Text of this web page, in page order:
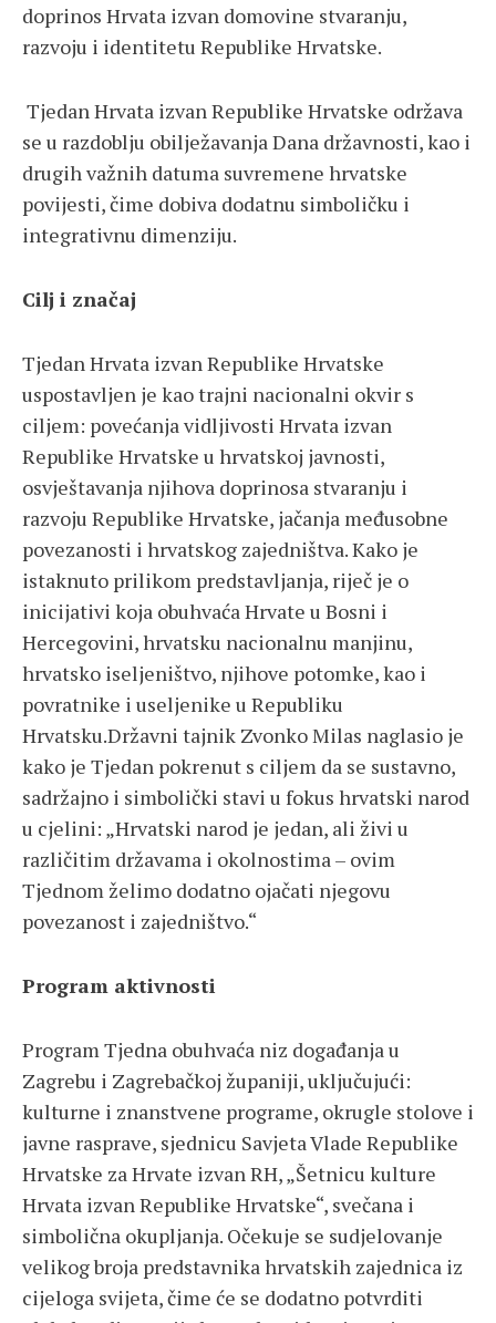
doprinos Hrvata izvan domovine stvaranju,
razvoju i identitetu Republike Hrvatske.
Tjedan Hrvata izvan Republike Hrvatske održava
se u razdoblju obilježavanja Dana državnosti, kao i
drugih važnih datuma suvremene hrvatske
povijesti, čime dobiva dodatnu simboličku i
integrativnu dimenziju.
Cilj i značaj
Tjedan Hrvata izvan Republike Hrvatske
uspostavljen je kao trajni nacionalni okvir s
ciljem: povećanja vidljivosti Hrvata izvan
Republike Hrvatske u hrvatskoj javnosti,
osvještavanja njihova doprinosa stvaranju i
razvoju Republike Hrvatske, jačanja međusobne
povezanosti i hrvatskog zajedništva. Kako je
istaknuto prilikom predstavljanja, riječ je o
inicijativi koja obuhvaća Hrvate u Bosni i
Hercegovini, hrvatsku nacionalnu manjinu,
hrvatsko iseljeništvo, njihove potomke, kao i
povratnike i useljenike u Republiku
Hrvatsku.Državni tajnik Zvonko Milas naglasio je
kako je Tjedan pokrenut s ciljem da se sustavno,
sadržajno i simbolički stavi u fokus hrvatski narod
u cjelini: „Hrvatski narod je jedan, ali živi u
različitim državama i okolnostima – ovim
Tjednom želimo dodatno ojačati njegovu
povezanost i zajedništvo.“
Program aktivnosti
Program Tjedna obuhvaća niz događanja u
Zagrebu i Zagrebačkoj županiji, uključujući:
kulturne i znanstvene programe, okrugle stolove i
javne rasprave, sjednicu Savjeta Vlade Republike
Hrvatske za Hrvate izvan RH, „Šetnicu kulture
Hrvata izvan Republike Hrvatske“, svečana i
simbolična okupljanja. Očekuje se sudjelovanje
velikog broja predstavnika hrvatskih zajednica iz
cijeloga svijeta, čime će se dodatno potvrditi